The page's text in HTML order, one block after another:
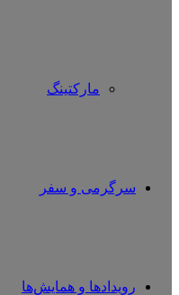
مارکتینگ
سرگرمی و سفر
رویدادها و همایش‌ها